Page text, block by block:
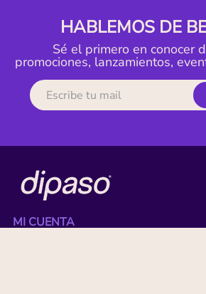
HABLEMOS DE
Sé el primero en conocer
promociones, lanzamientos,
MI CUENTA